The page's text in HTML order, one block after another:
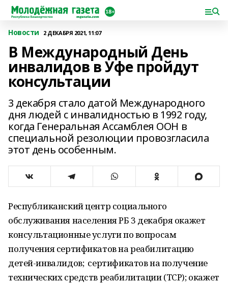
Новости 2 ДЕКАБРЯ 2021, 11:07
В Международный День
инвалидов в Уфе пройдут
консультации
3 декабря стало датой Международного
дня людей с инвалидностью в 1992 году,
когда Генеральная Ассамблея ООН в
специальной резолюции провозгласила
этот день особенным.
Республиканский центр социального
обслуживания населения РБ 3 декабря окажет
консультационные услуги по вопросам
получения сертификатов на реабилитацию
детей-инвалидов; сертификатов на получение
технических средств реабилитации (ТСР); окажет